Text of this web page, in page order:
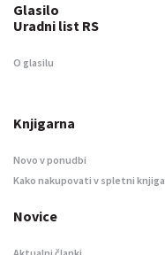
Glasilo
Uradni list RS
O glasilu
Knjigarna
Novo v ponudbi
Kako nakupovati v spletni
Novice